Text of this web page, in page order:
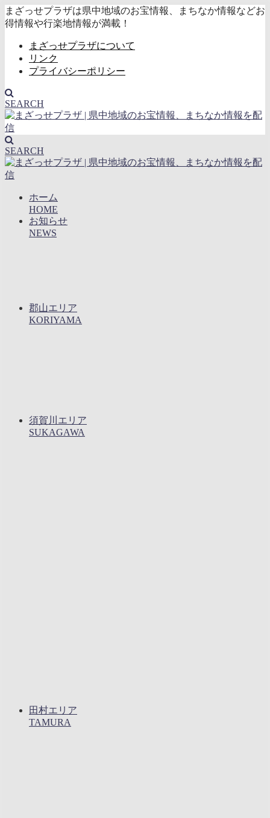
まざっせプラザは県中地域のお宝情報、まちなか情報などお
得情報や行楽地情報が満載！
まざっせプラザについて
リンク
プライバシーポリシー
SEARCH
SEARCH
ホーム
HOME
お知らせ
NEWS
郡山エリア
KORIYAMA
須賀川エリア
SUKAGAWA
田村エリア
TAMURA